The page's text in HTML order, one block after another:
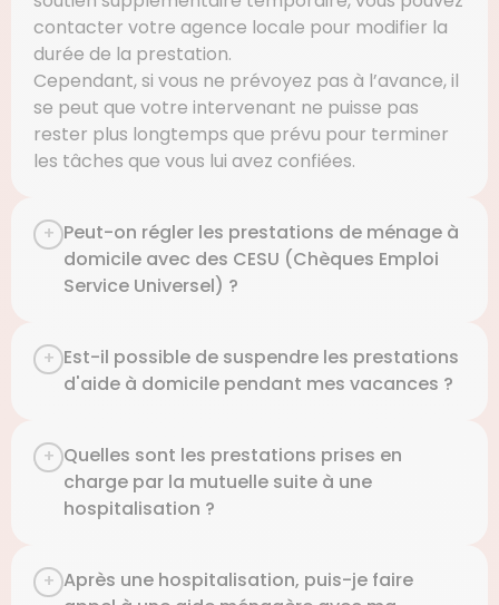
contacter votre agence locale pour modifier la
durée de la prestation.
Cependant, si vous ne prévoyez pas à l’avance, il
se peut que votre intervenant ne puisse pas
rester plus longtemps que prévu pour terminer
les tâches que vous lui avez confiées.
Peut-on régler les prestations de ménage à
domicile avec des CESU (Chèques Emploi
Service Universel) ?
Est-il possible de suspendre les prestations
d'aide à domicile pendant mes vacances ?
Quelles sont les prestations prises en
charge par la mutuelle suite à une
hospitalisation ?
Après une hospitalisation, puis-je faire